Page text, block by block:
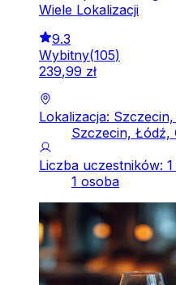
Wiele Lokalizacji
9.3
Wybitny(105)
239,99 zł
Lokalizacja:
Szczecin, Łódź,
Liczba uczestników:
1 osoba